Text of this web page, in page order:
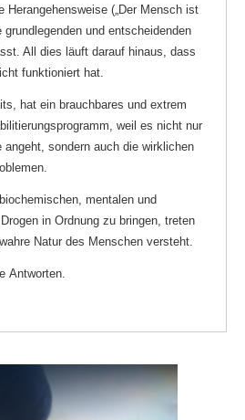
Herangehensweise („Der Mensch ist
grundlegenden und entscheidenden
All dies läuft darauf hinaus, dass
funktioniert hat.
hat ein brauchbares und extrem
weil es nicht nur
angeht, sondern auch die wirklichen
mentalen und
in Ordnung zu bringen, treten
Natur des Menschen versteht.
Antworten.